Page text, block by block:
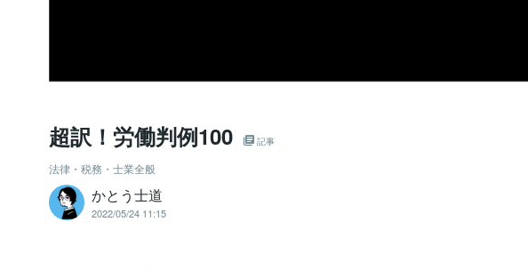
超訳！労働判例100 記事
法律・税務・士業全般
かとう士道
2022/05/24 11:15